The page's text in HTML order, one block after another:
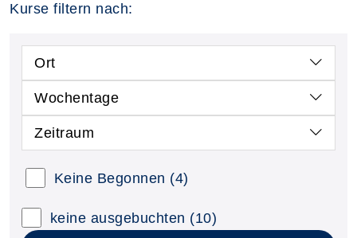
Kurse filtern nach:
Ort
Wochentage
Zeitraum
Keine Begonnen (4)
keine ausgebuchten (10)